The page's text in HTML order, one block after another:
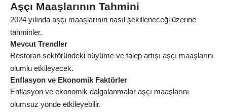
Aşçı Maaşlarının Tahmini
2024 yılında aşçı maaşlarının nasıl şekilleneceği üzerine
tahminler.
Mevcut Trendler
Restoran sektöründeki büyüme ve talep artışı aşçı maaşlarını
olumlu etkileyecek.
Enflasyon ve Ekonomik Faktörler
Enflasyon ve ekonomik dalgalanmalar aşçı maaşlarını
olumsuz yönde etkileyebilir.